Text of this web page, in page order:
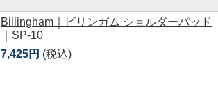
Billingham｜ビリンガム ショルダーパッド
｜SP-10
7,425円 (税込)